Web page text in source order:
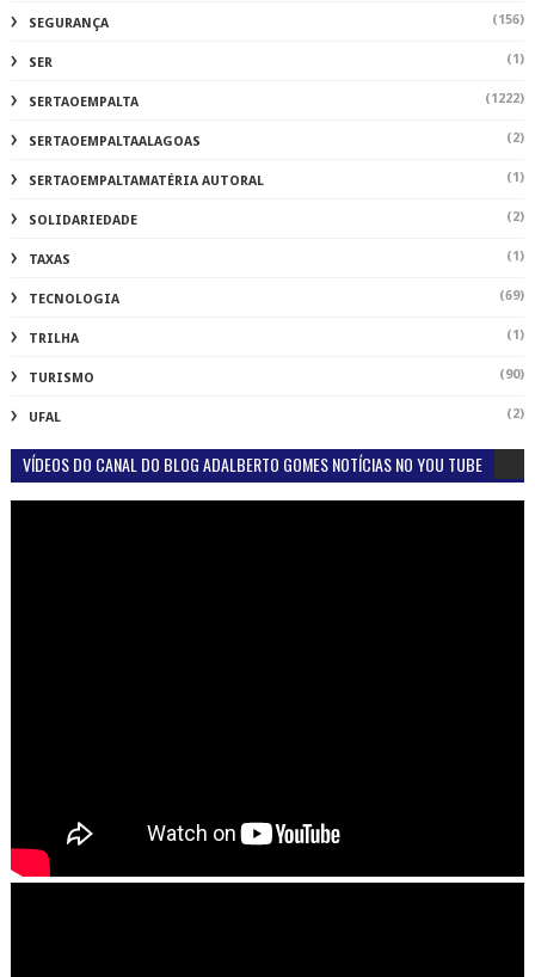
SEGURANÇA (156)
SER (1)
SERTAOEMPALTA (1222)
SERTAOEMPALTAALAGOAS (2)
SERTAOEMPALTAMATÉRIA AUTORAL (1)
SOLIDARIEDADE (2)
TAXAS (1)
TECNOLOGIA (69)
TRILHA (1)
TURISMO (90)
UFAL (2)
VÍDEOS DO CANAL DO BLOG ADALBERTO GOMES NOTÍCIAS NO YOU TUBE